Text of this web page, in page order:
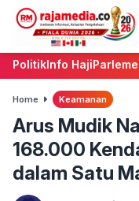
PolitikInfo Haji
Home Keamanan
Arus Mudik
168.000
dalam Satu